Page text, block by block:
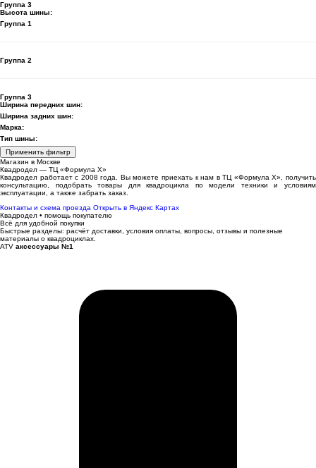
Группа 3
Высота шины:
Группа 1
Группа 2
Группа 3
Ширина передних шин:
Ширина задних шин:
Марка:
Тип шины:
Применить фильтр
Магазин в Москве
Квадродел — ТЦ «Формула Х»
Квадродел работает с 2008 года. Вы можете приехать к нам в ТЦ «Формула Х», получить
консультацию, подобрать товары для квадроцикла по модели техники и условиям
эксплуатации, а также забрать заказ.
Контакты и схема проезда Открыть в Яндекс Картах
Квадродел • помощь покупателю
Всё для удобной покупки
Быстрые разделы: расчёт доставки, условия оплаты, вопросы, отзывы и полезные
материалы о квадроциклах.
ATV аксессуары №1